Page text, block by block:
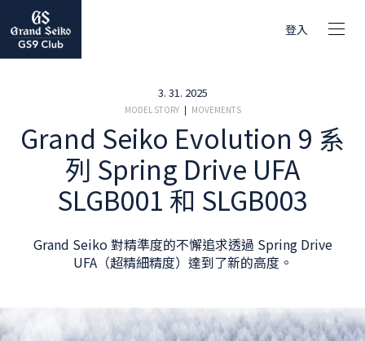
登入
3. 31. 2025
MODEL STORY| MOVEMENTS
Grand Seiko Evolution 9 系
列 Spring Drive UFA
SLGB001 和 SLGB003
Grand Seiko 對精準度的不懈追求透過 Spring Drive
UFA（超精細精度）達到了新的高度。